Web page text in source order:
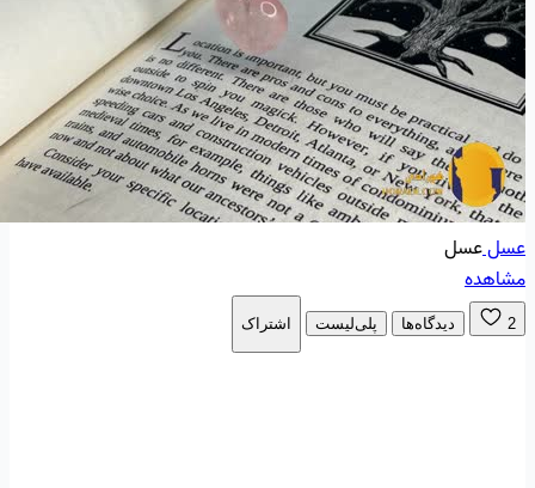
عسلعسل
مشاهده
2 دیدگاه‌ها پلی‌لیست اشتراک